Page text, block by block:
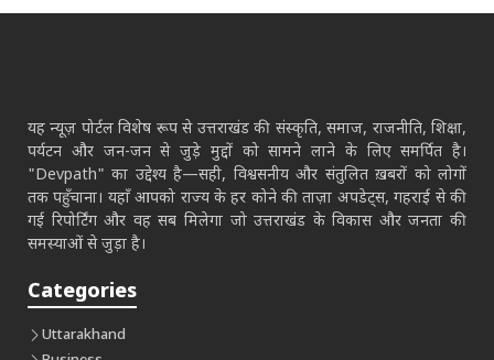
यह न्यूज़ पोर्टल विशेष रूप से उत्तराखंड की संस्कृति, समाज, राजनीति, शिक्षा,
पर्यटन और जन-जन से जुड़े मुद्दों को सामने लाने के लिए समर्पित है।
"Devpath" का उद्देश्य है—सही, विश्वसनीय और संतुलित ख़बरों को लोगों
तक पहुँचाना। यहाँ आपको राज्य के हर कोने की ताज़ा अपडेट्स, गहराई से की
गई रिपोर्टिंग और वह सब मिलेगा जो उत्तराखंड के विकास और जनता की
समस्याओं से जुड़ा है।
Categories
Uttarakhand